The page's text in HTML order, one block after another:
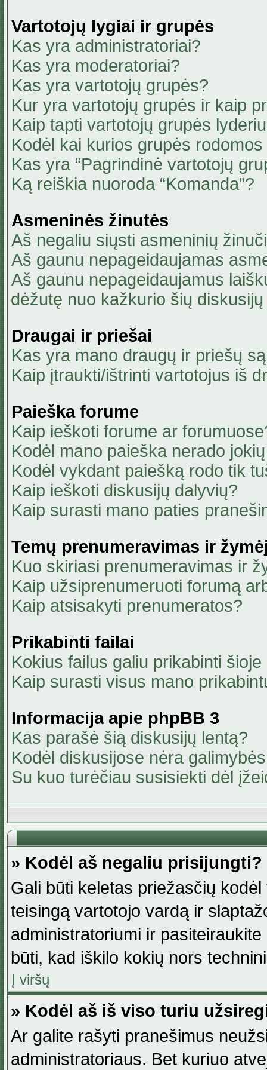
Vartotojų lygiai ir grupės
Kas yra administratoriai?
Kas yra moderatoriai?
Kas yra vartotojų grupės?
Kur yra vartotojų grupės ir kaip
Kaip tapti vartotojų grupės
Kodėl kai kurios grupės
Kas yra “Pagrindinė vartotojų
Ką reiškia nuoroda “Komanda”?
Asmeninės žinutės
Aš negaliu siųsti asmeninių
Aš gaunu nepageidaujamas
Aš gaunu nepageidaujamus
dėžutę nuo kažkurio šių
Draugai ir priešai
Kas yra mano draugų ir priešų
Kaip įtraukti/ištrinti vartotojus iš
Paieška forume
Kaip ieškoti forume ar
Kodėl mano paieška nerado
Kodėl vykdant paiešką rodo tik
Kaip ieškoti diskusijų dalyvių?
Kaip surasti mano paties
Temų prenumeravimas ir
Kuo skiriasi prenumeravimas ir
Kaip užsiprenumeruoti forumą
Kaip atsisakyti prenumeratos?
Prikabinti failai
Kokius failus galiu prikabinti
Kaip surasti visus mano
Informacija apie phpBB 3
Kas parašė šią diskusijų lentą?
Kodėl diskusijose nėra
Su kuo turėčiau susisiekti dėl
» Kodėl aš negaliu prisijungti?
Gali būti keletas priežasčių
teisingą vartotojo vardą ir
administratoriumi ir
būti, kad iškilo kokių nors
Į viršų
» Kodėl aš iš viso turiu
Ar galite rašyti pranešimus
administratoriaus. Bet kuriuo